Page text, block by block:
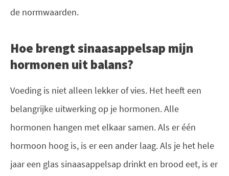
de normwaarden.
Hoe brengt sinaasappelsap mijn
hormonen uit balans?
Voeding is niet alleen lekker of vies. Het heeft een
belangrijke uitwerking op je hormonen. Alle
hormonen hangen met elkaar samen. Als er één
hormoon hoog is, is er een ander laag. Als je het hele
jaar een glas sinaasappelsap drinkt en brood eet, is er